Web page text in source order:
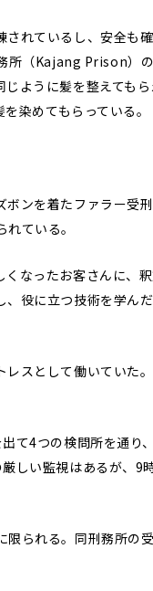
れているし、安全も
（Kajang Prison）
ように髪を整えても
染めてもらっている。
ンを着たファラー受
ている。
なったお客さんに、
役に立つ技術を学ん
スとして働いていた
4つの検問所を通り
しい監視はあるが、9
られる。同刑務所の